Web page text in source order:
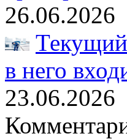
26.06.2026
в него
23.06.2026